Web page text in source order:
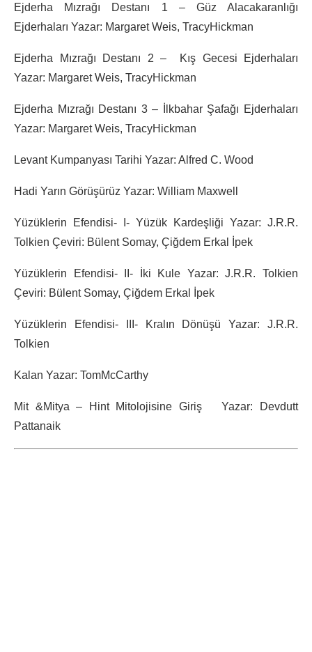
Ejderha Mızrağı Destanı 1 – Güz Alacakaranlığı
Ejderhaları Yazar: Margaret Weis, TracyHickman
Ejderha Mızrağı Destanı 2 – Kış Gecesi Ejderhaları
Yazar: Margaret Weis, TracyHickman
Ejderha Mızrağı Destanı 3 – İlkbahar Şafağı Ejderhaları
Yazar: Margaret Weis, TracyHickman
Levant Kumpanyası Tarihi Yazar: Alfred C. Wood
Hadi Yarın Görüşürüz Yazar: William Maxwell
Yüzüklerin Efendisi- I- Yüzük Kardeşliği Yazar: J.R.R.
Tolkien Çeviri: Bülent Somay, Çiğdem Erkal İpek
Yüzüklerin Efendisi- II- İki Kule Yazar: J.R.R. Tolkien
Çeviri: Bülent Somay, Çiğdem Erkal İpek
Yüzüklerin Efendisi- III- Kralın Dönüşü Yazar: J.R.R.
Tolkien
Kalan Yazar: TomMcCarthy
Mit &Mitya – Hint Mitolojisine Giriş Yazar: Devdutt
Pattanaik